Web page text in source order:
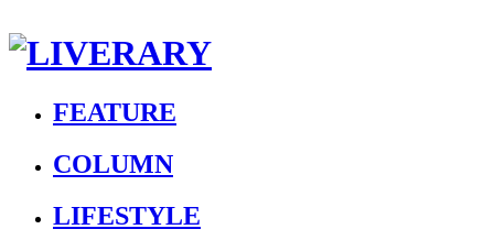
FEATURE
COLUMN
LIFESTYLE